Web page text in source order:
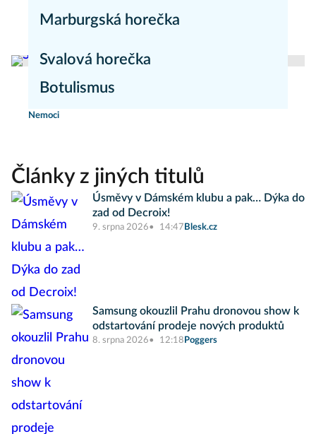
Nemoci
Marburgská horečka
Svalová horečka
redakce Moje zdravíNemoci
Botulismus
Nemoci
Články z jiných titulů
Úsměvy v Dámském klubu a pak… Dýka do
zad od Decroix!
9. srpna 2026 14:47 Blesk.cz
Samsung okouzlil Prahu dronovou show k
odstartování prodeje nových produktů
8. srpna 2026 12:18 Poggers